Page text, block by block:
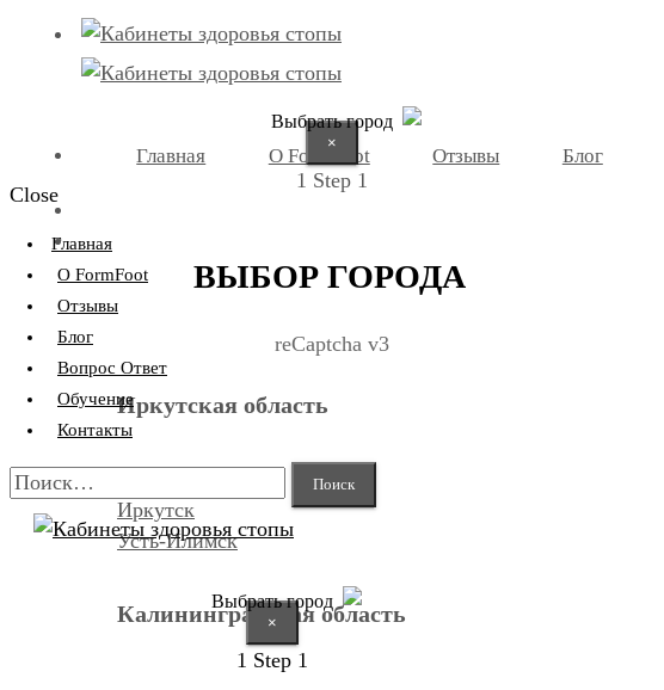
Выбрать город
×
1 Step 1
ВЫБОР ГОРОДА
reCaptcha v3
Иркутская область
Иркутск
Усть-Илимск
Калининградская область
Главная О FormFoot Отзывы Блог
Close
Главная
О FormFoot
Отзывы
Блог
Вопрос Ответ
Обучение
Контакты
Найти:
Выбрать город
×
1 Step 1